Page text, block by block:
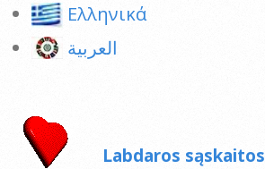
Ελληνικά
العربية
Labdaros sąskaitos